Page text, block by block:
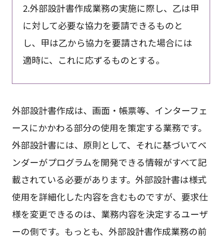
2.外部設計書作成業務の実施に際し、乙は甲
に対して必要な協力を要請できるものと
し、甲は乙から協力を要請された場合には
適時に、これに応ずるものとする。
外部設計書作成は、画面・帳票等、インターフェ
ースにかかわる部分の使用を策定する業務です。
外部設計書には、原則として、それに基づいてベ
ンダーがプログラムを開発できる情報がすべて記
載されている必要があります。外部設計書は様式
使用を詳細化した内容を含むものですが、要求仕
様を変更できるのは、業務内容を決定するユーザ
ーの側です。もっとも、外部設計書作成業務の前